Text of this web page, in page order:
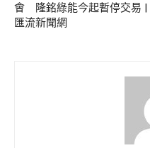
會 隆銘綠能今起暫停交易 |
匯流新聞網